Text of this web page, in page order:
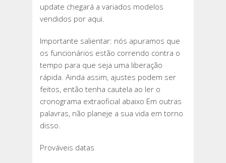
update chegará a variados modelos
vendidos por aqui.
Importante salientar: nós apuramos que
os funcionários estão correndo contra o
tempo para que seja uma liberação
rápida. Ainda assim, ajustes podem ser
feitos, então tenha cautela ao ler o
cronograma extraoficial abaixo Em outras
palavras, não planeje a sua vida em torno
disso.
Prováveis datas